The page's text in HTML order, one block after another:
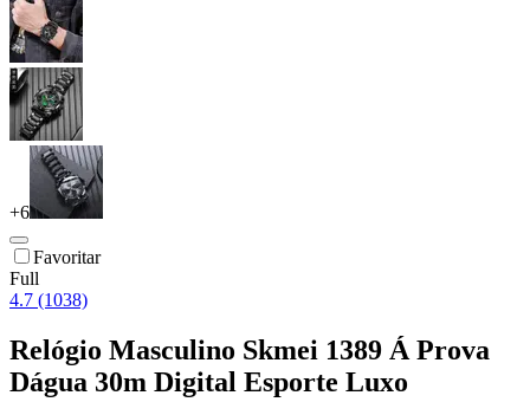
+6
Favoritar
Full
4.7 (1038)
Relógio Masculino Skmei 1389 Á Prova
Dágua 30m Digital Esporte Luxo